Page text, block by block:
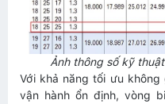
Ảnh thông số kỹ
Với khả năng tối ưu
vận hành ổn định, vòng